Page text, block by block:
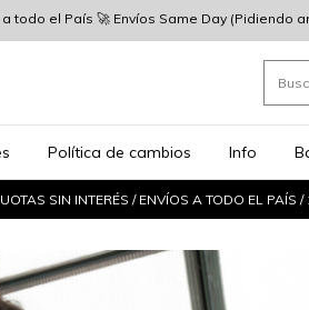
a todo el País 🚀 Envíos Same Day (Pidiendo
Política de cambios Info
SIN INTERÉS / ENVÍOS A TODO EL PAÍS